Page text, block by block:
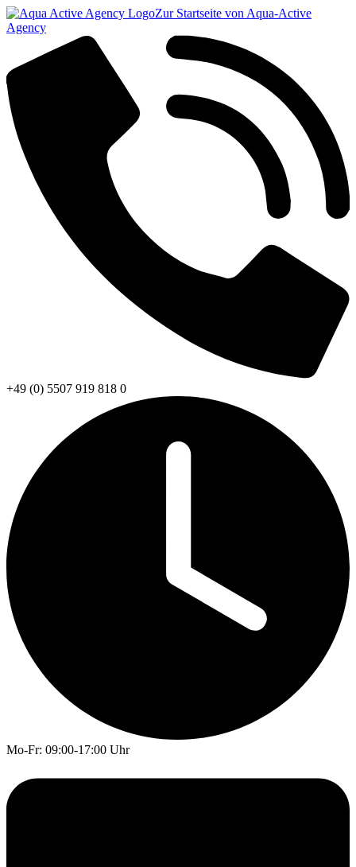
Zur Startseite von Aqua-Active
Agency
+49 (0) 5507 919 818 0
Mo-Fr: 09:00-17:00 Uhr